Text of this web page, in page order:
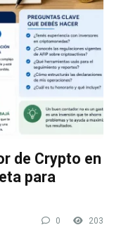
de Crypto en
para
0 203